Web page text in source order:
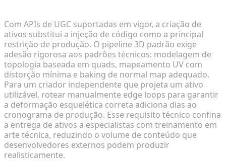
Com APIs de UGC suportadas em vigor, a criação de
ativos substitui a injeção de código como a principal
restrição de produção. O pipeline 3D padrão exige
adesão rigorosa aos padrões técnicos: modelagem de
topologia baseada em quads, mapeamento UV com
distorção mínima e baking de normal map adequado.
Para um criador independente que projeta um ativo
utilizável, rotear manualmente edge loops para garantir
a deformação esquelética correta adiciona dias ao
cronograma de produção. Esse requisito técnico confina
a entrega de ativos a especialistas com treinamento em
arte técnica, reduzindo o volume de conteúdo que
desenvolvedores externos podem produzir
realisticamente.